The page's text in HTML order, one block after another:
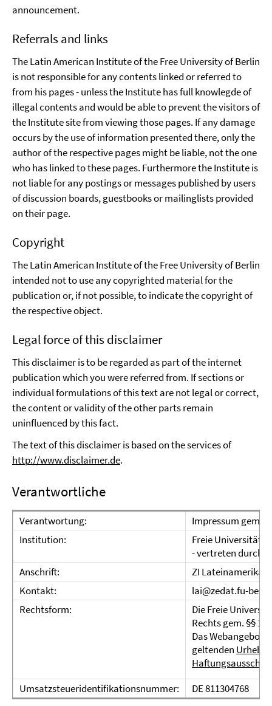
announcement.
Referrals and links
The Latin American Institute of the Free University of Berlin
is not responsible for any contents linked or referred to
from his pages - unless the Institute has full knowlegde of
illegal contents and would be able to prevent the visitors of
the Institute site from viewing those pages. If any damage
occurs by the use of information presented there, only the
author of the respective pages might be liable, not the one
who has linked to these pages. Furthermore the Institute is
not liable for any postings or messages published by users
of discussion boards, guestbooks or mailinglists provided
on their page.
Copyright
The Latin American Institute of the Free University of Berlin
intended not to use any copyrighted material for the
publication or, if not possible, to indicate the copyright of
the respective object.
Legal force of this disclaimer
This disclaimer is to be regarded as part of the internet
publication which you were referred from. If sections or
individual formulations of this text are not legal or correct,
the content or validity of the other parts remain
uninfluenced by this fact.
The text of this disclaimer is based on the services of
http://www.disclaimer.de.
Verantwortliche
Verantwortung:
Impressum gem. §
Institution:
Freie Universität
- vertreten durch
Anschrift:
ZI Lateinamerika-
Kontakt:
lai@zedat.fu-
Rechtsform:
Die Freie
Rechts gem. §§ 1
Das Webangebot
geltenden
Umsatzsteueridentifikationsnummer:
DE 811304768